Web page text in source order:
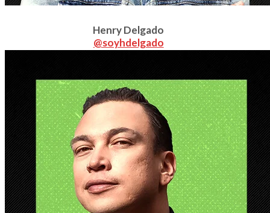
Henry Delgado
@soyhdelgado